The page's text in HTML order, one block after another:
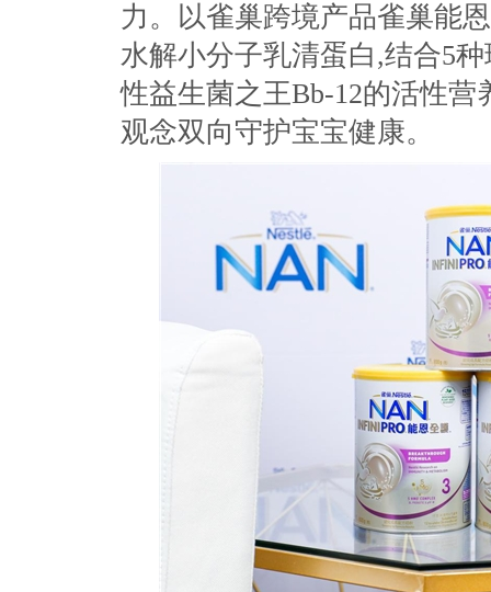
力。以雀巢跨境产品雀巢能
水解小分子乳清蛋白,结合5
性益生菌之王Bb-12的活性营
观念双向守护宝宝健康。